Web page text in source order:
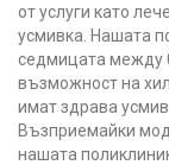
от услуги като
усмивка. Нашата
седмицата между
възможност на
имат здрава
Възприемайки
нашата